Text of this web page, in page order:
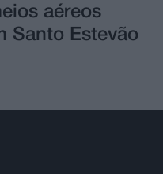
aéreos
Santo Estevão